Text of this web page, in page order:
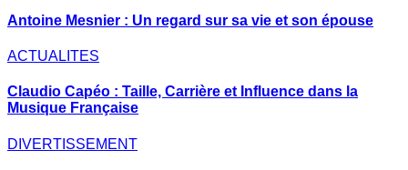
Antoine Mesnier : Un regard sur sa vie et son épouse
ACTUALITES
Claudio Capéo : Taille, Carrière et Influence dans la
Musique Française
DIVERTISSEMENT